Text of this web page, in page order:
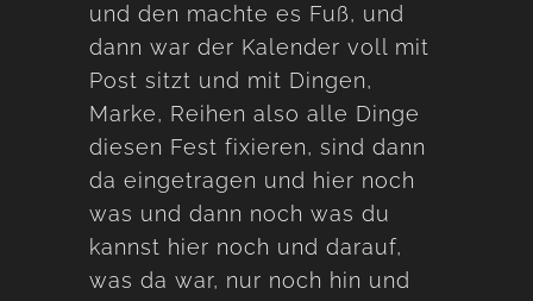
und den machte es Fuß, und
dann war der Kalender voll mit
Post sitzt und mit Dingen,
Marke, Reihen also alle Dinge
diesen Fest fixieren, sind dann
da eingetragen und hier noch
was und dann noch was du
kannst hier noch und darauf,
was da war, nur noch hin und